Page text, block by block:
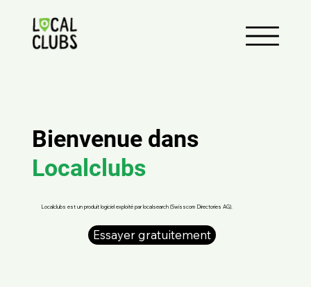
Bienvenue dans
Localclubs
Localclubs est un produit logiciel exploité par localsearch (Swisscom Directories AG).
Essayer gratuitement